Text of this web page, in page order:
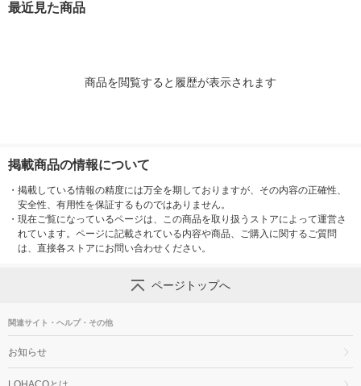
最近見た商品
商品を閲覧すると履歴が表示されます
掲載商品の情報について
・ 掲載している情報の精度には万全を期しておりますが、その内容の正確性、
安全性、有用性を保証するものではありません。
・ 現在ご覧になっているページは、この商品を取り扱うストアによって運営さ
れています。ページに記載されている内容や商品、ご購入に関するご質問
は、直接各ストアにお問い合わせください。
ページトップへ
関連サイト・ヘルプ・その他
お知らせ